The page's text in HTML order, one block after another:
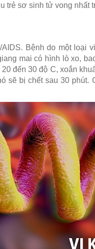
trẻ sơ sinh tử vong nhất
Bệnh do một loại
mai có hình lò xo,
đến 30 độ C, xoắn
bị chết sau 30 phút.